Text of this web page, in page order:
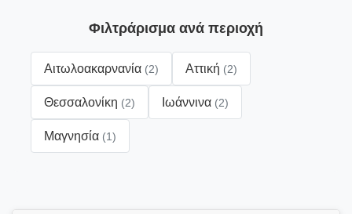
Φιλτράρισμα ανά περιοχή
Αιτωλοακαρνανία (2) Αττική (2)
Θεσσαλονίκη (2) Ιωάννινα (2)
Μαγνησία (1)